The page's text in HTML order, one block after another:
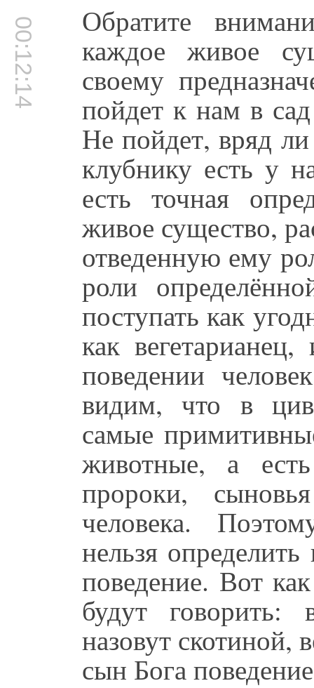
00:12:14 Обратите
каждое живое
своему
пойдет к нам в
Не пойдет, вряд
клубнику есть у
есть точная
живое существо,
отведенную ему
роли
поступать как
как
поведении
видим, что в
самые
животные, а
пророки,
человека.
нельзя
поведение. Вот
будут говорить:
назовут скотиной,
сын Бога